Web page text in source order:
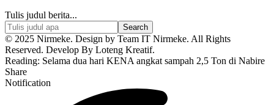
Tulis judul berita...
© 2025 Nirmeke. Design by Team IT Nirmeke. All Rights
Reserved. Develop By Loteng Kreatif.
Reading: Selama dua hari KENA angkat sampah 2,5 Ton di Nabire
Share
Notification